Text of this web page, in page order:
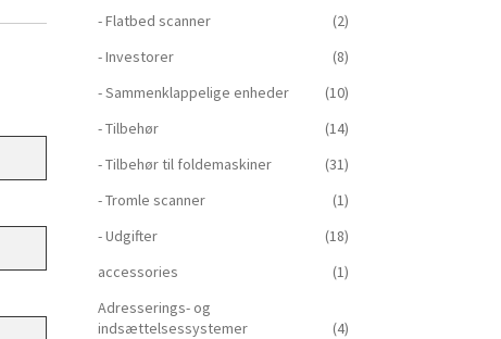
- Flatbed scanner
(2)
- Investorer
(8)
- Sammenklappelige enheder
(10)
- Tilbehør
(14)
- Tilbehør til foldemaskiner
(31)
- Tromle scanner
(1)
- Udgifter
(18)
accessories
(1)
Adresserings- og
indsættelsessystemer
(4)